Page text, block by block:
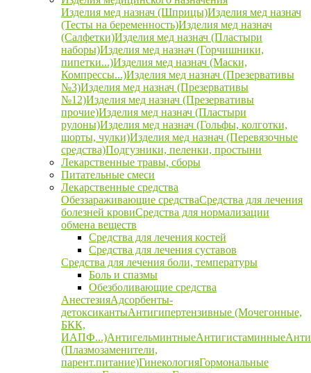
Изделия мед назнач (Шприцы)Изделия мед назнач
(Тесты на беременность)Изделия мед назнач
(Салфетки)Изделия мед назнач (Пластыри
наборы)Изделия мед назнач (Горчишники,
пипетки...)Изделия мед назнач (Маски,
Компрессы...)Изделия мед назнач (Презервативы
№3)Изделия мед назнач (Презервативы
№12)Изделия мед назнач (Презервативы
прочие)Изделия мед назнач (Пластыри
рулоны)Изделия мед назнач (Гольфы, колготки,
шорты, чулки)Изделия мед назнач (Перевязочные
средства)Подгузники, пеленки, простыни
Лекарственные травы, сборы
Питательные смеси
Лекарственные средства
Обеззараживающие средстваСредства для лечения
болезней кровиСредства для нормализации
обмена веществ
Средства для лечения костей
Средства для лечения суставов
Средства для лечения боли, температуры
Боль и спазмы
Обезболивающие средства
АнестезияАдсорбенты-
детоксикантыАнтигипертензивные (Мочегонные,
БКК,
ИАПФ...)АнтигельминтныеАнтигистаминные
(Плазмозаменители,
парент.питание)ГинекологияГормональные